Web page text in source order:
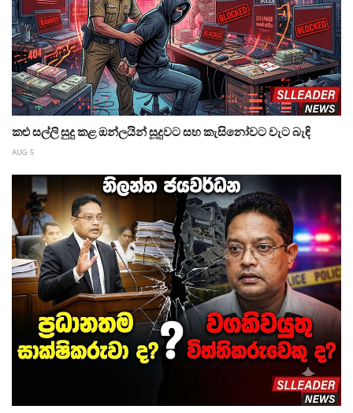
කළු සල්ලි සුදු කළ ඔන්ලයින් සූදුවට සහ කැසිනෝවට වැට බැඳි
AUG 5